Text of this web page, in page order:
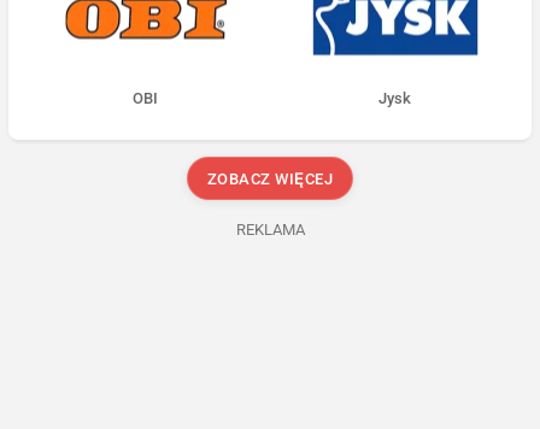
OBI Jysk
ZOBACZ WIĘCEJ
REKLAMA